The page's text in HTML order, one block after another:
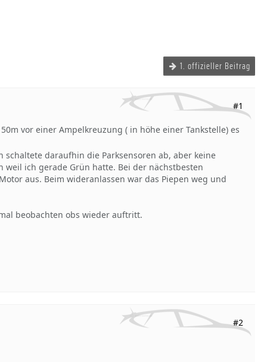
1. offizieller Beitrag
#1
vor einer Ampelkreuzung ( in höhe einer Tankstelle) es
daraufhin die Parksensoren ab, aber keine
ich gerade Grün hatte. Bei der nächstbesten
aus. Beim wideranlassen war das Piepen weg und
beobachten obs wieder auftritt.
#2